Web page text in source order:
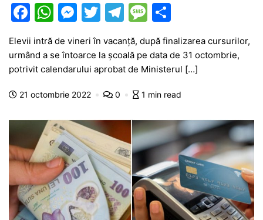
F
a
c
e
b
o
k
W
at
s
A
p
M
s
s
e
g
er
T
itt
er
T
e
gr
a
m
M
s
s
a
e
ar
ta
je
a
ă
Elevii intră de vineri în vacanţă, după finalizarea cursurilor,
urmând a se întoarce la şcoală pe data de 31 octombrie,
potrivit calendarului aprobat de Ministerul […]
21 octombrie 2022 0 1 min read